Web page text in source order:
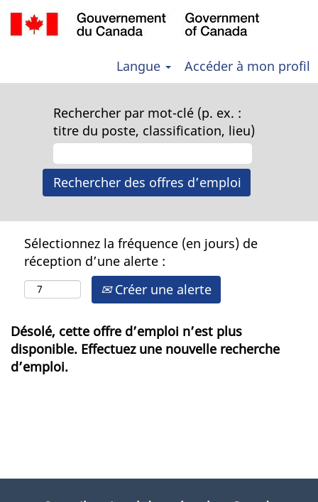
Langue Accéder à mon profil
Rechercher par mot-clé (p. ex. :
titre du poste, classification, lieu)
Sélectionnez la fréquence (en jours) de
réception d’une alerte :
Créer une alerte
Désolé, cette offre d’emploi n’est plus
disponible. Effectuez une nouvelle recherche
d’emploi.